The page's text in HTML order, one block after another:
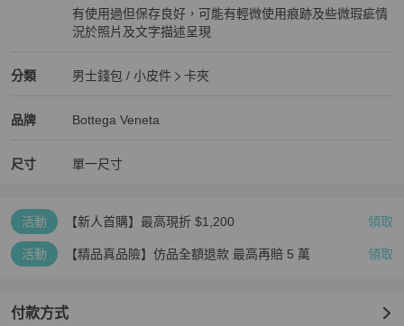
有使用過但保存良好，可能有輕微使用痕跡及些微瑕疵情
況於照片及文字描述呈現
分類
Bottega Veneta男士錢包 / 小皮件分類資訊
男士錢包 / 小皮件
卡夾
品牌
Bottega Veneta精品男士錢包 / 小皮件
Bottega Veneta
Bottega Veneta推薦清單
尺寸 單一尺寸
活動 【新人首購】最高現折 $1,200 領取
活動 【精品真品險】仿品全額退款 最高再賠 5 萬 領取
付款方式